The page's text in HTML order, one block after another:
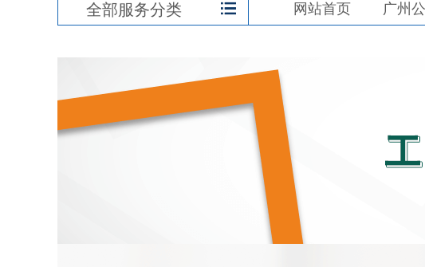
网站首页 广州
全部服务分类